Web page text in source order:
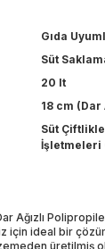
Gıda
Süt
20 lt
18 cm (Dar
Süt
İşletmeleri
Ağızlı
için ideal bir
üretilmiş